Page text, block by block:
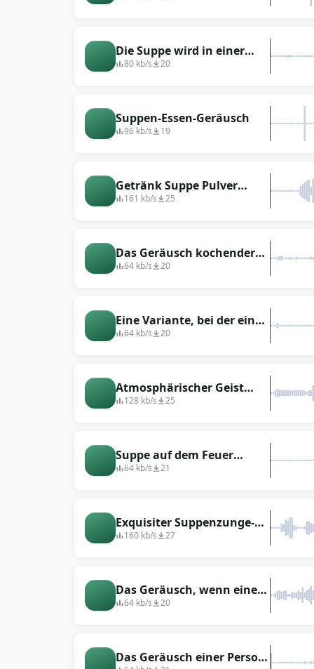
Die Suppe wird in einer
Schüssel gerührt (Option 2)
80 kb/s 20
Suppen-Essen-Geräusch
96 kb/s 19
Getränk Suppe Pulver
Zunge Stimme Charakter
161 kb/s 25
Das Geräusch kochender
Suppe auf dem Herd
64 kb/s 20
Eine Variante, bei der eine
Person sehr heiße Suppe
64 kb/s 20
Atmosphärischer Geist
giftige Hühnersuppe
128 kb/s 25
Suppe auf dem Feuer
kochen
64 kb/s 21
Exquisiter Suppenzunge-
Soundeffekt,
160 kb/s 27
Das Geräusch, wenn eine
Person beim Suppenessen
64 kb/s 20
Das Geräusch einer Person,